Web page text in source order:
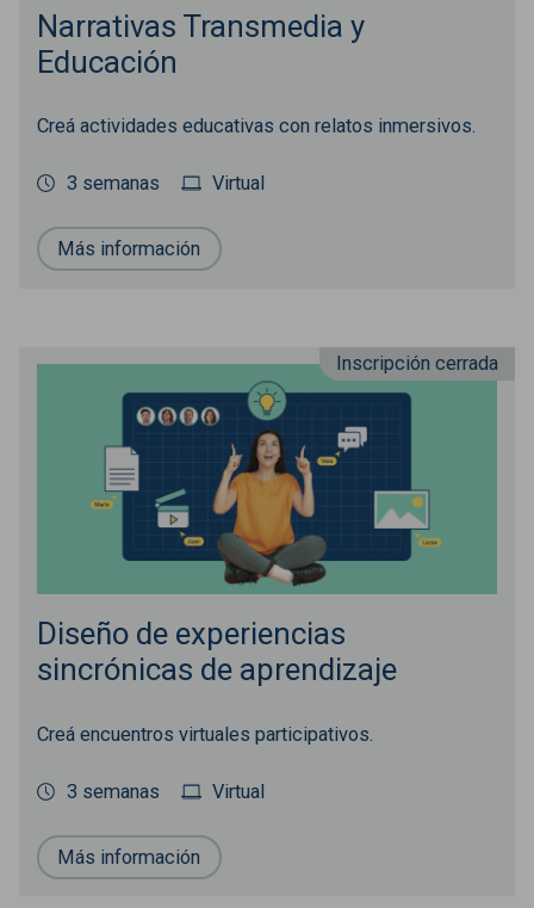
Narrativas Transmedia y
Educación
Creá actividades educativas con relatos inmersivos.
3 semanas Virtual
Más información
Inscripción cerrada
Diseño de experiencias
sincrónicas de aprendizaje
Creá encuentros virtuales participativos.
3 semanas Virtual
Más información